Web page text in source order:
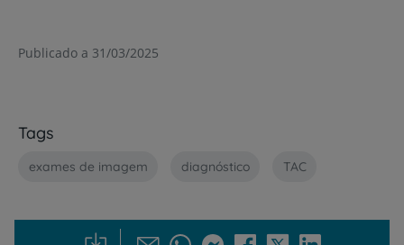
Publicado a 31/03/2025
Tags
exames de imagem diagnóstico TAC